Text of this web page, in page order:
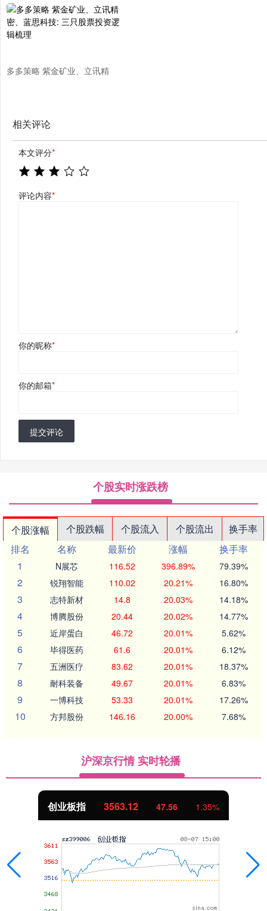
也不见了
多多策略 紫金矿业、立讯精
相关评论
本文评分*
评论内容*
你的昵称*
你的邮箱*
提交评论
个股实时涨跌榜
个股涨幅 个股跌幅 个股流入 个股流出
换手率
排名
名称 最新价 涨幅
换手率
1
N展芯 116.52 396.89% 79.39%
2 锐翔智能 110.02 20.21% 16.80%
3 志特新材 14.8 20.03% 14.18%
4 博腾股份 20.44 20.02% 14.77%
5 近岸蛋白 46.72 20.01% 5.62%
6 毕得医药 61.6 20.01% 6.12%
7 五洲医疗 83.62 20.01% 18.37%
8 耐科装备 49.67 20.01% 6.83%
9 一博科技 53.33 20.01% 17.26%
10 方邦股份 146.16 20.00% 7.68%
沪深京行情 实时轮播
创业板指 3563.12 47.56 1.35%